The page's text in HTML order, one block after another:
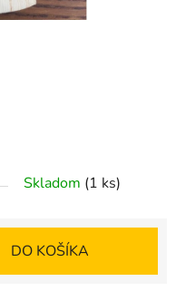
Skladom (1 ks)
DO KOŠÍKA